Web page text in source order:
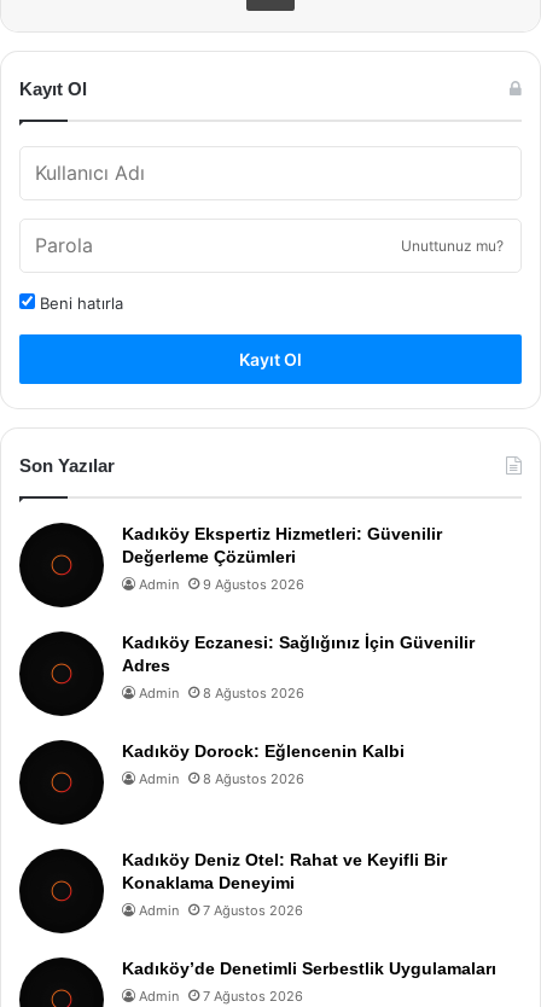
Kayıt Ol
Unuttunuz mu?
Beni hatırla
Kayıt Ol
Son Yazılar
Kadıköy Ekspertiz Hizmetleri: Güvenilir
Değerleme Çözümleri
Admin 9 Ağustos 2026
Kadıköy Eczanesi: Sağlığınız İçin Güvenilir
Adres
Admin 8 Ağustos 2026
Kadıköy Dorock: Eğlencenin Kalbi
Admin 8 Ağustos 2026
Kadıköy Deniz Otel: Rahat ve Keyifli Bir
Konaklama Deneyimi
Admin 7 Ağustos 2026
Kadıköy’de Denetimli Serbestlik Uygulamaları
Admin 7 Ağustos 2026